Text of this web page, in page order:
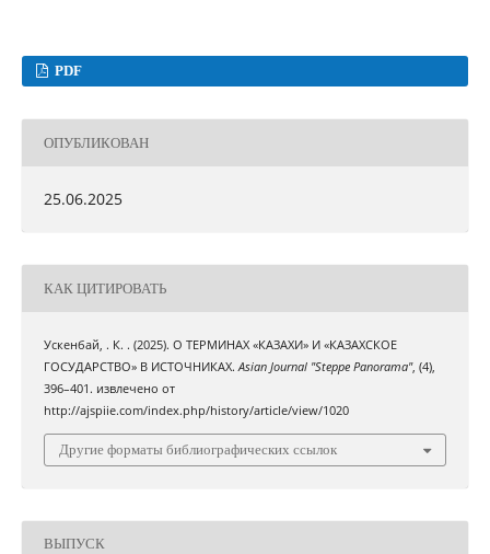
PDF
ОПУБЛИКОВАН
25.06.2025
КАК ЦИТИРОВАТЬ
Ускенбай, . К. . (2025). О ТЕРМИНАХ «КАЗАХИ» И «КАЗАХСКОЕ
ГОСУДАРСТВО» В ИСТОЧНИКАХ.Asian Journal "Steppe Panorama", (4),
396–401. извлечено от
http://ajspiie.com/index.php/history/article/view/1020
Другие форматы библиографических ссылок
ВЫПУСК